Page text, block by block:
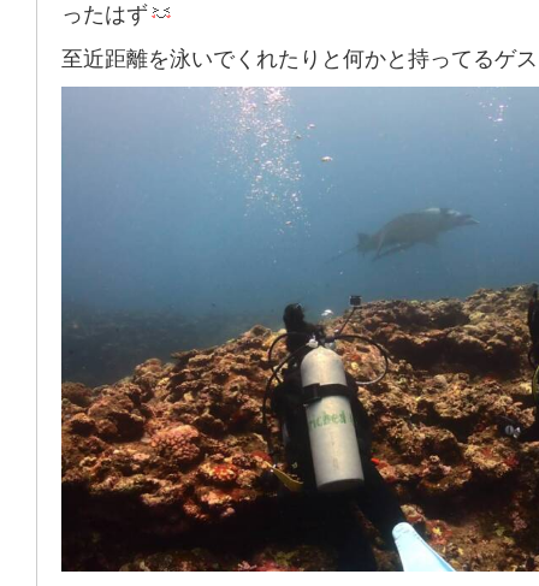
ったはず
至近距離を泳いでくれたりと何かと持ってるゲ